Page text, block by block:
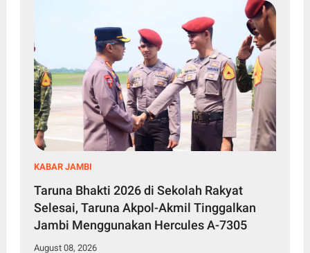
KABAR JAMBI
Taruna Bhakti 2026 di Sekolah Rakyat
Selesai, Taruna Akpol-Akmil Tinggalkan
Jambi Menggunakan Hercules A-7305
August 08, 2026